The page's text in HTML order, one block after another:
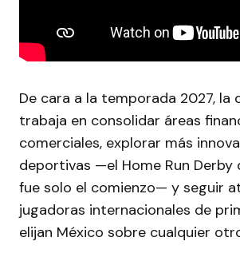
De cara a la temporada 2027, la
trabaja en consolidar áreas
comerciales, explorar más
deportivas —el Home Run Derby
fue solo el comienzo— y seguir
jugadoras internacionales de
elijan México sobre cualquier